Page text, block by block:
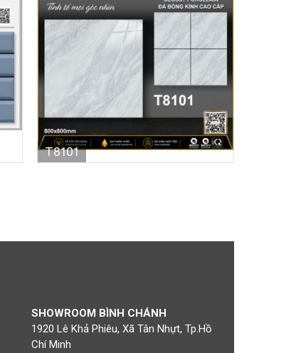
T8101
SHOWROOM BÌNH CHÁNH
1920 Lê Khả Phiêu, Xã Tân Nhựt, Tp.Hồ
Chí Minh